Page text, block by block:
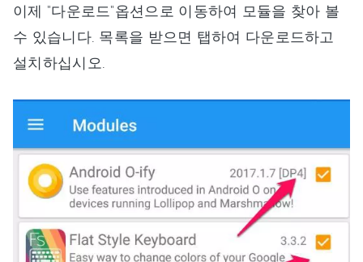
이제 "다운로드"옵션으로 이동하여 모듈을 찾아 볼
수 있습니다. 목록을 받으면 탭하여 다운로드하고
설치하십시오.